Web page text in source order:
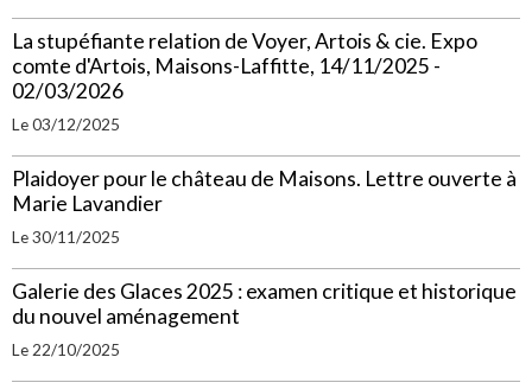
La stupéfiante relation de Voyer, Artois & cie. Expo
comte d'Artois, Maisons-Laffitte, 14/11/2025 -
02/03/2026
Le 03/12/2025
Plaidoyer pour le château de Maisons. Lettre ouverte à
Marie Lavandier
Le 30/11/2025
Galerie des Glaces 2025 : examen critique et historique
du nouvel aménagement
Le 22/10/2025